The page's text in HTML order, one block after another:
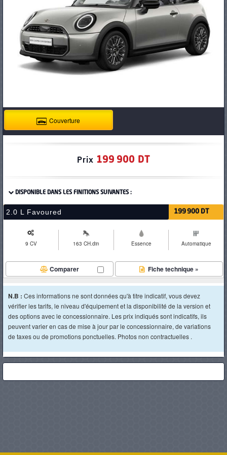
Couverture
Prix 199 900 DT
DISPONIBLE DANS LES FINITIONS SUIVANTES :
2.0 L Favoured 199 900 DT
9 CV 163 CH.din Essence Automatique
Fiche technique »
Comparer
N.B : Ces informations ne sont données qu'à titre indicatif, vous devez
vérifier les tarifs, le niveau d'équipement et la disponibilité de la version et
des options avec le concessionnaire. Les prix indiqués sont indicatifs, ils
peuvent varier en cas de mise à jour par le concessionnaire, de variations
de taxes ou de promotions ponctuelles. Photos non contractuelles .
PNEUS